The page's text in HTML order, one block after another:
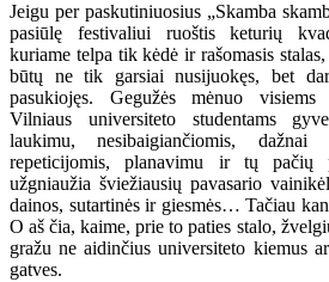
Jeigu per paskutiniuosius „Skamba
pasiūlę festivaliui ruoštis keturių
kuriame telpa tik kėdė ir rašomasis
būtų ne tik garsiai nusijuokęs, bet
pasukiojęs. Gegužės mėnuo visiems
Vilniaus universiteto studentams
laukimu, nesibaigiančiomis, dažnai
repeticijomis, planavimu ir tų pačių
užgniaužia šviežiausių pavasario
dainos, sutartinės ir giesmės… Tačiau
O aš čia, kaime, prie to paties stalo,
gražu ne aidinčius universiteto kiemus
gatves.